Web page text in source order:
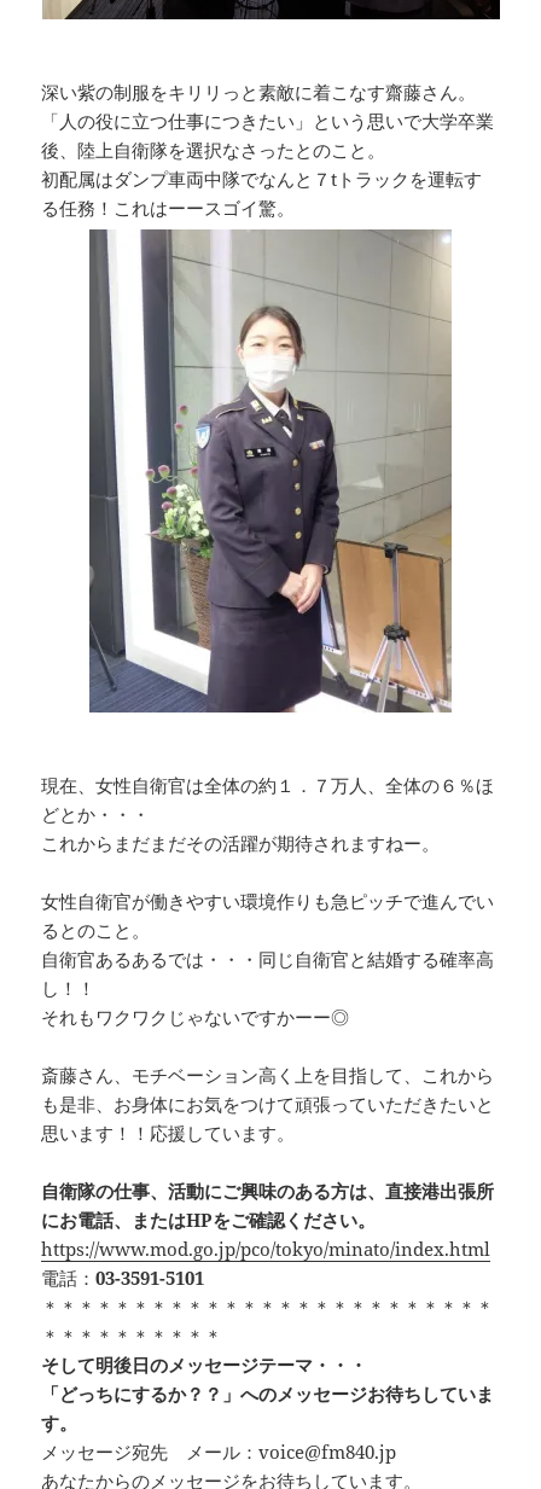
深い紫の制服をキリリっと素敵に着こなす齋藤さん。
「人の役に立つ仕事につきたい」という思いで大学卒業
後、陸上自衛隊を選択なさったとのこと。
初配属はダンプ車両中隊でなんと７tトラックを運転す
る任務！これはーースゴイ驚。
現在、女性自衛官は全体の約１．７万人、全体の６％ほ
どとか・・・
これからまだまだその活躍が期待されますねー。
女性自衛官が働きやすい環境作りも急ピッチで進んでい
るとのこと。
自衛官あるあるでは・・・同じ自衛官と結婚する確率高
し！！
それもワクワクじゃないですかーー◎
斎藤さん、モチベーション高く上を目指して、これから
も是非、お身体にお気をつけて頑張っていただきたいと
思います！！応援しています。
自衛隊の仕事、活動にご興味のある方は、直接港出張所
にお電話、またはHPをご確認ください。
https://www.mod.go.jp/pco/tokyo/minato/index.html
電話：03-3591-5101
＊＊＊＊＊＊＊＊＊＊＊＊＊＊＊＊＊＊＊＊＊＊＊＊＊
＊＊＊＊＊＊＊＊＊＊
そして明後日のメッセージテーマ・・・
「どっちにするか？？」へのメッセージお待ちしていま
す。
メッセージ宛先 メール：voice@fm840.jp
あなたからのメッセージをお待ちしています。